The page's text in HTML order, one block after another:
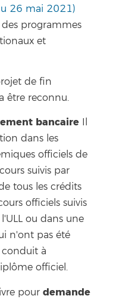
26 mai 2021)
programmes
et
de fin
être reconnu.
bancaire Il
dans les
officiels de
suivis par
tous les crédits
officiels suivis
ou dans une
n'ont pas été
à
officiel.
pourdemande